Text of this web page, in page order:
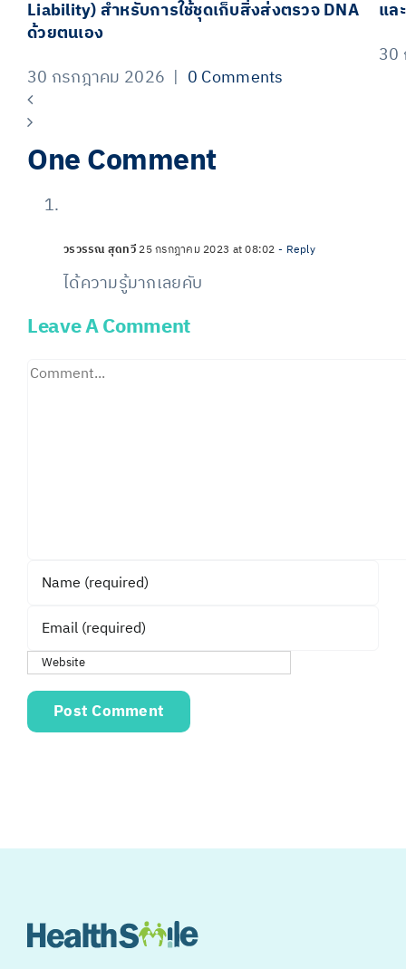
Liability) สำหรับการใช้ชุดเก็บสิ่งส่งตรวจ DNA
ด้วยตนเอง
30 กรกฎาคม 2026 | 0 Comments
แล
30
One Comment
วรวรรณ สุดทวี25 กรกฎาคม 2023 at 08:02 - Reply
ได้ความรู้มากเลยคับ
Leave A Comment
Comment